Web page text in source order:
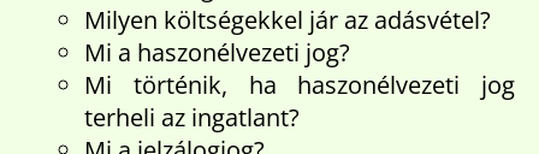
Milyen költségekkel jár az adásvétel?
Mi a haszonélvezeti jog?
Mi történik, ha haszonélvezeti jog
terheli az ingatlant?